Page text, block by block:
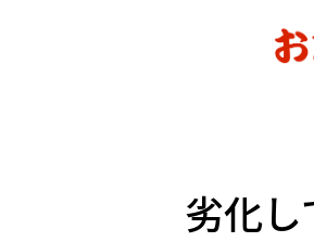
劣化